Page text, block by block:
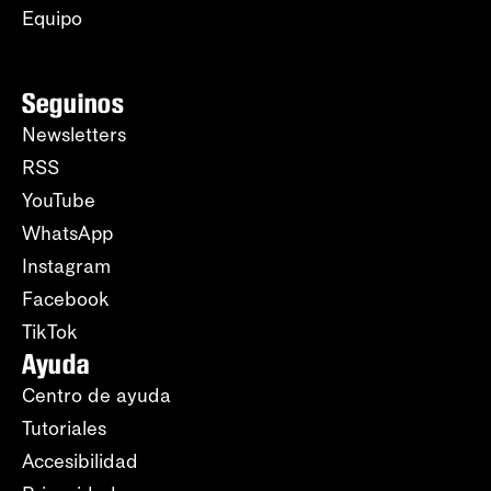
Equipo
Seguinos
Newsletters
RSS
YouTube
WhatsApp
Instagram
Facebook
TikTok
Ayuda
Centro de ayuda
Tutoriales
Accesibilidad